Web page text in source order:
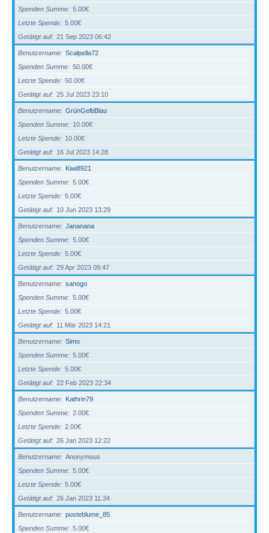
Spenden Summe
5.00€
Letzte Spende
5.00€
Getätigt auf
21 Sep 2023 06:42
Benutzername
Scalpella72
Spenden Summe
50.00€
Letzte Spende
50.00€
Getätigt auf
25 Jul 2023 23:10
Benutzername
GrünGelbBlau
Spenden Summe
10.00€
Letzte Spende
10.00€
Getätigt auf
16 Jul 2023 14:28
Benutzername
Kiwi8921
Spenden Summe
5.00€
Letzte Spende
5.00€
Getätigt auf
10 Jun 2023 13:29
Benutzername
Jananana
Spenden Summe
5.00€
Letzte Spende
5.00€
Getätigt auf
29 Apr 2023 09:47
Benutzername
sanogo
Spenden Summe
5.00€
Letzte Spende
5.00€
Getätigt auf
11 Mär 2023 14:21
Benutzername
Simo
Spenden Summe
5.00€
Letzte Spende
5.00€
Getätigt auf
22 Feb 2023 22:34
Benutzername
Kathrin79
Spenden Summe
2.00€
Letzte Spende
2.00€
Getätigt auf
26 Jan 2023 12:22
Benutzername
Anonymous
Spenden Summe
5.00€
Letzte Spende
5.00€
Getätigt auf
26 Jan 2023 11:34
Benutzername
pusteblume_85
Spenden Summe
5.00€